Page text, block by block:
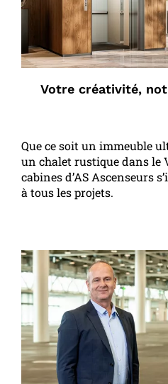
Votre créativité,
Que ce soit un immeuble
un chalet rustique dans le
cabines d’AS Ascenseurs
à tous les projets.